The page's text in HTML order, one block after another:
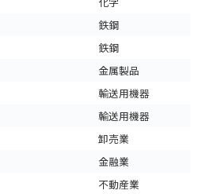
鉄鋼
鉄鋼
金属製品
輸送用機器
輸送用機器
卸売業
金融業
不動産業